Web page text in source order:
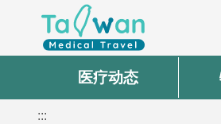
医疗动态
:::